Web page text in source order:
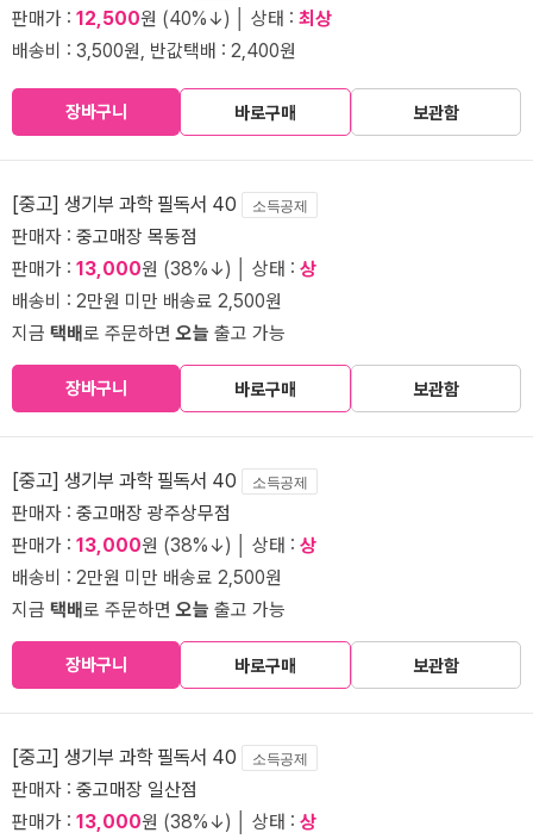
판매가 : 12,500원 (40%↓) │ 상태 : 최상
배송비 : 3,500원, 반값택배 : 2,400원
장바구니 바로구매 보관함
[중고] 생기부 과학 필독서 40 소득공제
판매자 : 중고매장 목동점
판매가 : 13,000원 (38%↓) │ 상태 : 상
배송비 : 2만원 미만 배송료 2,500원
지금 택배로 주문하면오늘 출고 가능
장바구니 바로구매 보관함
[중고] 생기부 과학 필독서 40 소득공제
판매자 : 중고매장 광주상무점
판매가 : 13,000원 (38%↓) │ 상태 : 상
배송비 : 2만원 미만 배송료 2,500원
지금 택배로 주문하면오늘 출고 가능
장바구니 바로구매 보관함
[중고] 생기부 과학 필독서 40 소득공제
판매자 : 중고매장 일산점
판매가 : 13,000원 (38%↓) │ 상태 : 상